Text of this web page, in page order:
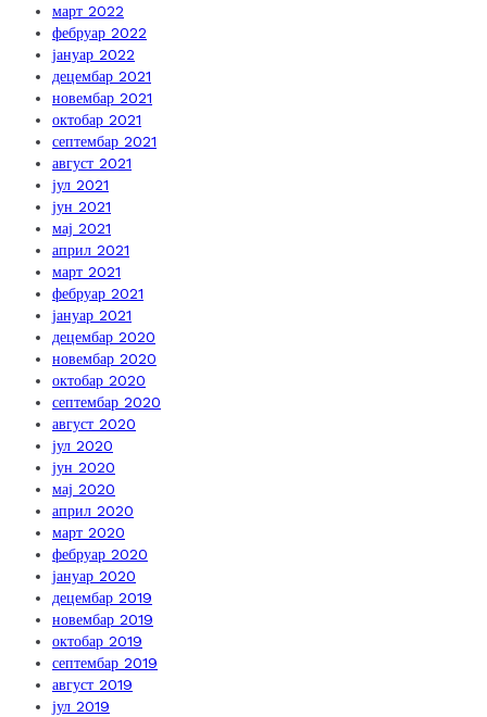
март 2022
фебруар 2022
јануар 2022
децембар 2021
новембар 2021
октобар 2021
септембар 2021
август 2021
јул 2021
јун 2021
мај 2021
април 2021
март 2021
фебруар 2021
јануар 2021
децембар 2020
новембар 2020
октобар 2020
септембар 2020
август 2020
јул 2020
јун 2020
мај 2020
април 2020
март 2020
фебруар 2020
јануар 2020
децембар 2019
новембар 2019
октобар 2019
септембар 2019
август 2019
јул 2019